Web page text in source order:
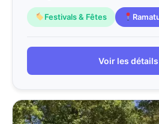
Festivals & Fêtes
Voir les détails